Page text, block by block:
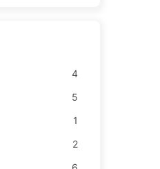
4
5
1
2